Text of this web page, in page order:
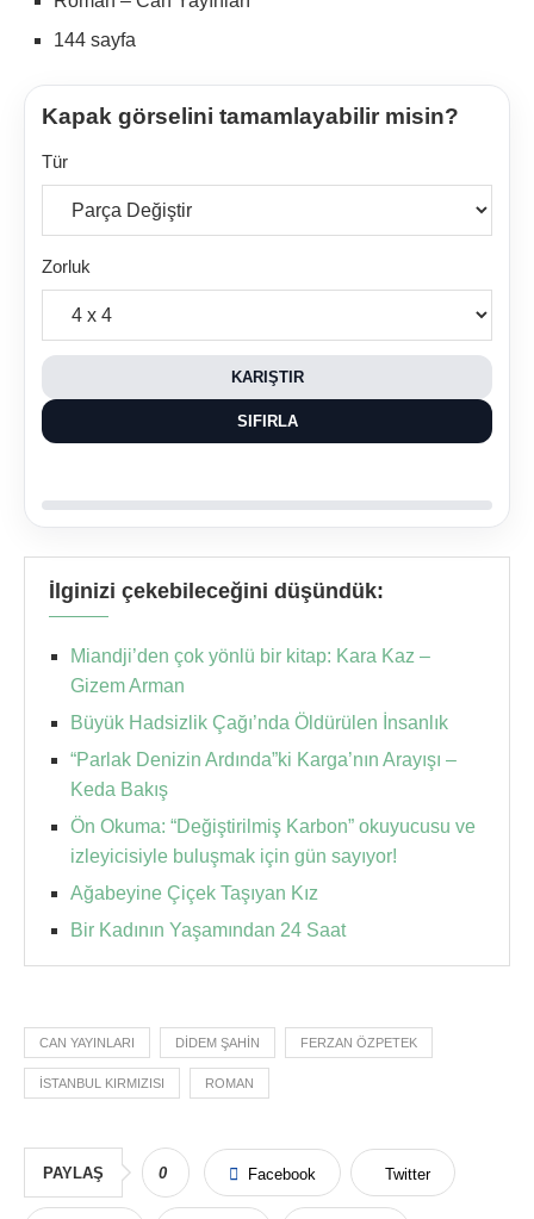
144 sayfa
Kapak görselini tamamlayabilir misin?
Tür
Zorluk
KARIŞTIR
SIFIRLA
İlginizi çekebileceğini düşündük:
Miandji’den çok yönlü bir kitap: Kara Kaz –
Gizem Arman
Büyük Hadsizlik Çağı’nda Öldürülen İnsanlık
“Parlak Denizin Ardında”ki Karga’nın Arayışı –
Keda Bakış
Ön Okuma: “Değiştirilmiş Karbon” okuyucusu ve
izleyicisiyle buluşmak için gün sayıyor!
Ağabeyine Çiçek Taşıyan Kız
Bir Kadının Yaşamından 24 Saat
CAN YAYINLARI DIDEM ŞAHIN FERZAN ÖZPETEK
İSTANBUL KIRMIZISI ROMAN
PAYLAŞ 0 Facebook Twitter